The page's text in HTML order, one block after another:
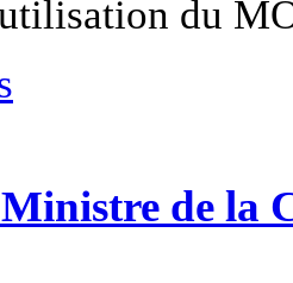
du
de la